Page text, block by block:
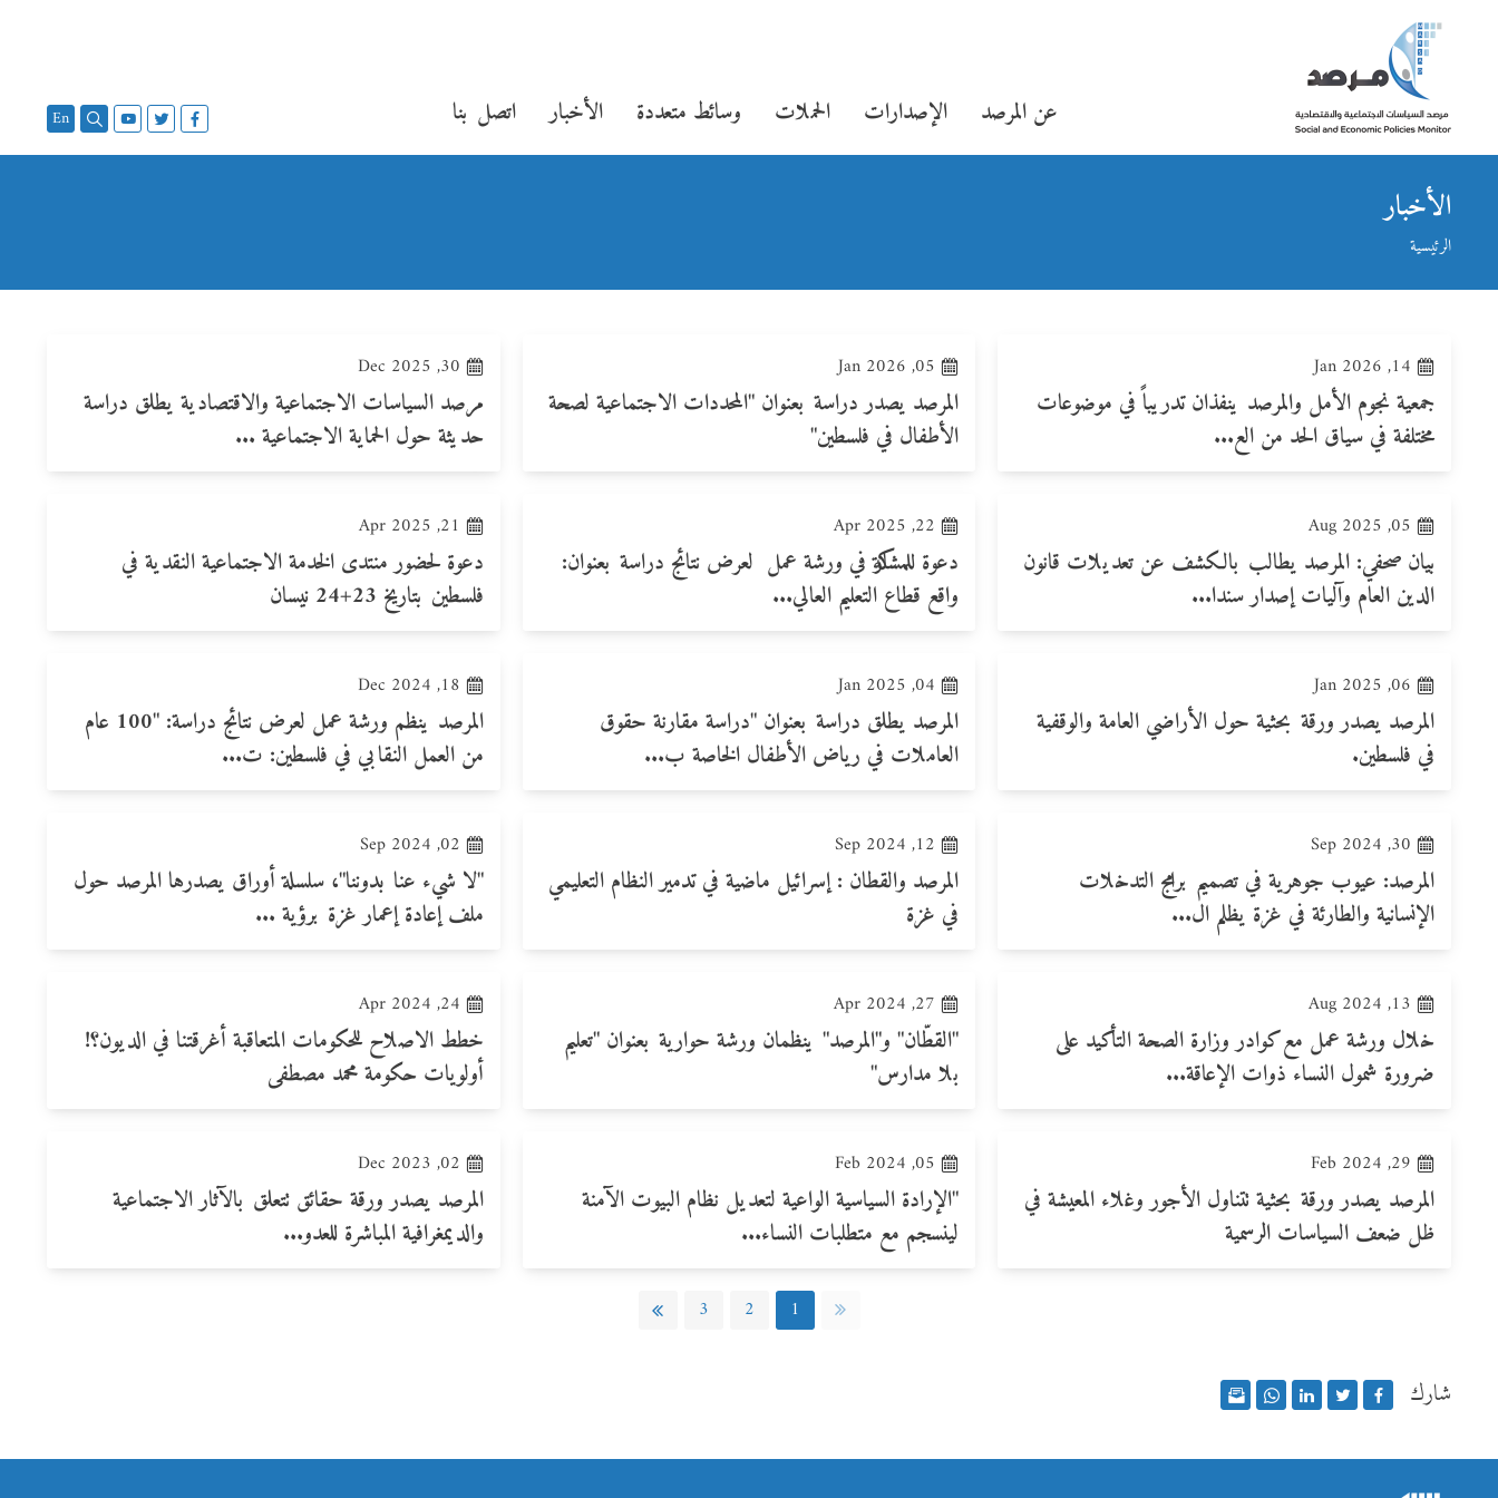
عن المرصد الإصدارات الحملات وسائط متعددة الأخبار اتصل بنا En
الأخبار
الرئيسية
14, Jan 2026
جمعية نجوم الأمل والمرصد ينفذان تدريباً في موضوعات
مختلفة في سياق الحد من الع...
05, Jan 2026
المرصد يصدر دراسة بعنوان "المحددات الاجتماعية لصحة
الأطفال في فلسطين"
30, Dec 2025
مرصد السياسات الاجتماعية والاقتصادية يطلق دراسة
حديثة حول الحماية الاجتماعية ...
05, Aug 2025
بيان صحفي: المرصد يطالب بالكشف عن تعديلات قانون
الدين العام وآليات إصدار سندا...
22, Apr 2025
دعوة للمشاركة في ورشة عمل لعرض نتائج دراسة بعنوان:
واقع قطاع التعليم العالي...
21, Apr 2025
دعوة لحضور منتدى الخدمة الاجتماعية النقدية في
فلسطين بتاريخ 23+24 نيسان
06, Jan 2025
المرصد يصدر ورقة بحثية حول الأراضي العامة والوقفية
في فلسطين.
04, Jan 2025
المرصد يطلق دراسة بعنوان "دراسة مقارنة حقوق
العاملات في رياض الأطفال الخاصة ب...
18, Dec 2024
المرصد ينظم ورشة عمل لعرض نتائج دراسة: "100 عام
من العمل النقابي في فلسطين: ت...
30, Sep 2024
المرصد: عيوب جوهرية في تصميم برامج التدخلات
الإنسانية والطارئة في غزة يظلم ال...
12, Sep 2024
المرصد والقطان : إسرائيل ماضية في تدمير النظام التعليمي
في غزة
02, Sep 2024
"لا شيء عنا بدوننا"، سلسلة أوراق يصدرها المرصد حول
ملف إعادة إعمار غزة برؤية ...
13, Aug 2024
خلال ورشة عمل مع كوادر وزارة الصحة التأكيد على
ضرورة شمول النساء ذوات الإعاقة...
27, Apr 2024
"القطّان" و"المرصد" ينظمان ورشة حوارية بعنوان "تعليم
بلا مدارس"
24, Apr 2024
خطط الاصلاح للحكومات المتعاقبة أغرقتنا في الديون؟!
أولويات حكومة محمد مصطفى
29, Feb 2024
المرصد يصدر ورقة بحثية تتناول الأجور وغلاء المعيشة في
ظل ضعف السياسات الرسمية
05, Feb 2024
"الإرادة السياسية الواعية لتعديل نظام البيوت الآمنة
لينسجم مع متطلبات النساء...
02, Dec 2023
المرصد يصدر ورقة حقائق تتعلق بالآثار الاجتماعية
والديمغرافية المباشرة للعدو...
1
2
3
شارك